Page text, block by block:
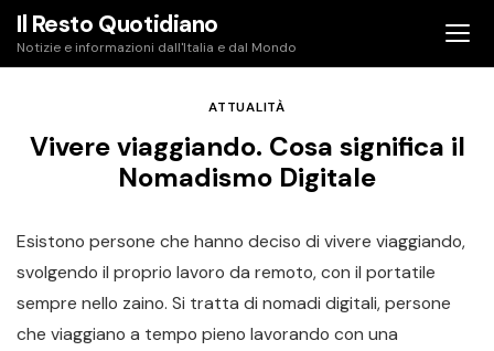
Skip
content
Il Resto Quotidiano
Notizie e informazioni dall'Italia e dal Mondo
ATTUALITÀ
Vivere viaggiando. Cosa significa il
Nomadismo Digitale
Esistono persone che hanno deciso di vivere viaggiando,
svolgendo il proprio lavoro da remoto, con il portatile
sempre nello zaino. Si tratta di nomadi digitali, persone
che viaggiano a tempo pieno lavorando con una